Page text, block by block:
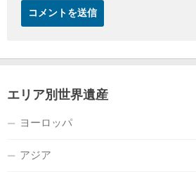
エリア別世界遺産
ヨーロッパ
アジア